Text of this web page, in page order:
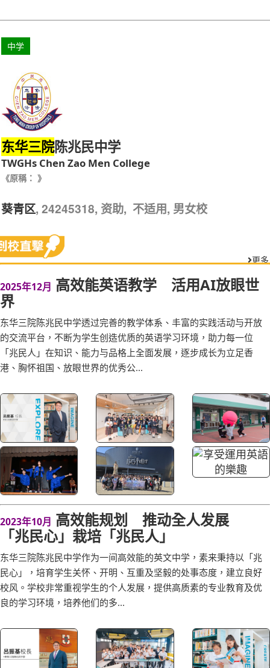
中学
东华三院陈兆民中学
TWGHs Chen Zao Men College
《原稱： 》
葵青区, 24245318, 资助, 不适用, 男女校
更多
2025年12月 高效能英语教学 活用AI放眼世
界
东华三院陈兆民中学透过完善的教学体系、丰富的实践活动与开放
的交流平台，不断为学生创造优质的英语学习环境，助力每一位
「兆民人」在知识、能力与品格上全面发展，逐步成长为立足香
港、胸怀祖国、放眼世界的优秀公...
2023年10月 高效能规划 推动全人发展
「兆民心」栽培「兆民人」
东华三院陈兆民中学作为一间高效能的英文中学，素来秉持以「兆
民心」，培育学生关怀、开明、互重及坚毅的处事态度，建立良好
校风。学校非常重视学生的个人发展，提供高质素的专业教育及优
良的学习环境，培养他们的多...